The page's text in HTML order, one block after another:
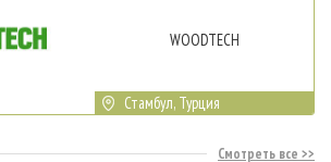
WOODTECH
Стамбул, Турция
Смотреть все